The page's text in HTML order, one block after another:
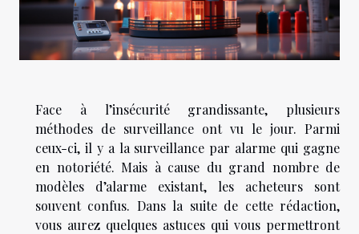
Face à l’insécurité grandissante, plusieurs
méthodes de surveillance ont vu le jour. Parmi
ceux-ci, il y a la surveillance par alarme qui gagne
en notoriété. Mais à cause du grand nombre de
modèles d’alarme existant, les acheteurs sont
souvent confus. Dans la suite de cette rédaction,
vous aurez quelques astuces qui vous permettront